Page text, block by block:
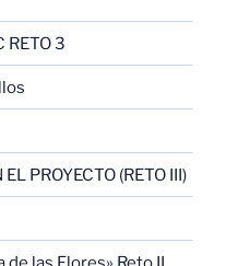
3
PROYECTO (RETO III)